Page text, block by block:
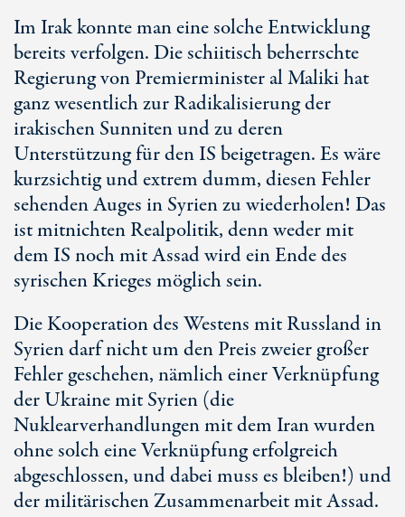
Im Irak konnte man eine solche Entwicklung
bereits verfolgen. Die schiitisch beherrschte
Regierung von Premierminister al Maliki hat
ganz wesentlich zur Radikalisierung der
irakischen Sunniten und zu deren
Unterstützung für den IS beigetragen. Es wäre
kurzsichtig und extrem dumm, diesen Fehler
sehenden Auges in Syrien zu wiederholen! Das
ist mitnichten Realpolitik, denn weder mit
dem IS noch mit Assad wird ein Ende des
syrischen Krieges möglich sein.
Die Kooperation des Westens mit Russland in
Syrien darf nicht um den Preis zweier großer
Fehler geschehen, nämlich einer Verknüpfung
der Ukraine mit Syrien (die
Nuklearverhandlungen mit dem Iran wurden
ohne solch eine Verknüpfung erfolgreich
abgeschlossen, und dabei muss es bleiben!) und
der militärischen Zusammenarbeit mit Assad.